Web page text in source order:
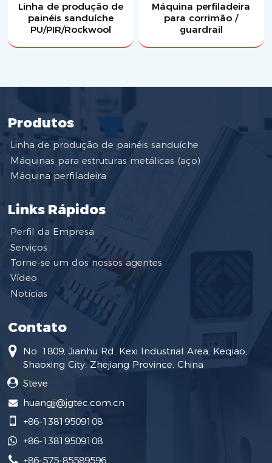
Linha de produção de
painéis sanduíche
PU/PIR/Rockwool
Máquina perfiladeira
para corrimão /
guardrail
Produtos
Linha de produção de painéis sanduíche
Máquinas para estruturas metálicas (aço)
Máquina perfiladeira
Links Rápidos
Perfil da Empresa
Serviços
Torne-se um dos nossos agentes
Vídeo
Notícias
Contato
No. 1809, Jianhu Rd, Kexi Industrial Area, Keqiao,
Shaoxing City, Zhejiang Province, China
Steve
huangjj@jgtec.com.cn
+86-13819509108
+86-13819509108
+86-575-85589596